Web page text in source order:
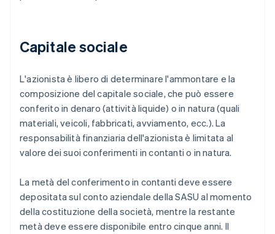
Capitale sociale
L'azionista è libero di determinare l'ammontare e la
composizione del capitale sociale, che può essere
conferito in denaro (attività liquide) o in natura (quali
materiali, veicoli, fabbricati, avviamento, ecc.). La
responsabilità finanziaria dell'azionista è limitata al
valore dei suoi conferimenti in contanti o in natura.
La metà del conferimento in contanti deve essere
depositata sul conto aziendale della SASU al momento
della costituzione della società, mentre la restante
metà deve essere disponibile entro cinque anni. Il